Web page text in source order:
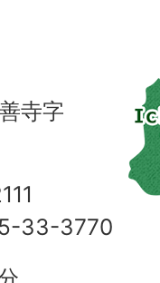
寺字
33-3770